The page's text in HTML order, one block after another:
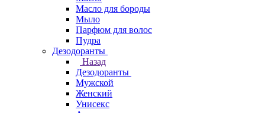
Масло для бороды
Мыло
Парфюм для волос
Пудра
Дезодоранты
Назад
Дезодоранты
Мужской
Женский
Унисекс